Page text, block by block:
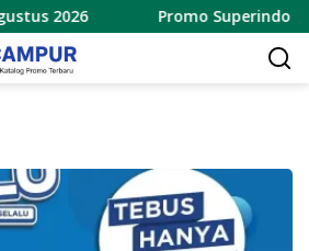
2026 Promo Superindo